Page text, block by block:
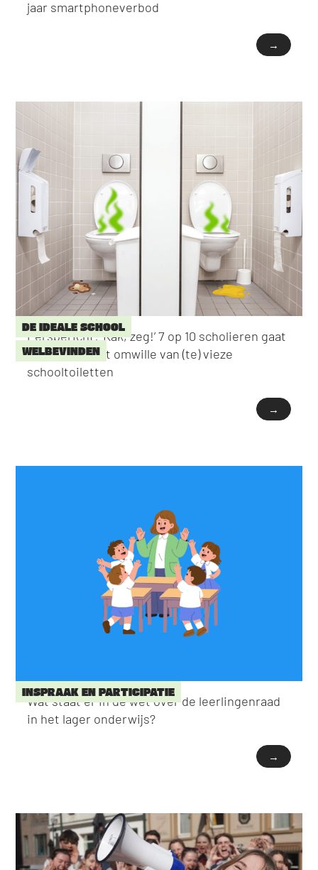
jaar smartphoneverbod
→
DE IDEALE SCHOOL
WELBEVINDEN
Persbericht: ‘Kak, zeg!’ 7 op 10 scholieren gaat
niet naar toilet omwille van (te) vieze
schooltoiletten
→
INSPRAAK EN PARTICIPATIE
Wat staat er in de wet over de leerlingenraad
in het lager onderwijs?
→